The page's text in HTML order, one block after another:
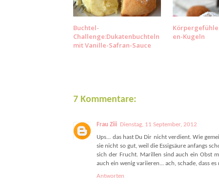
Buchtel-
Challenge:Dukatenbuchteln
mit Vanille-Safran-Sauce
en-Kugeln
7 Kommentare:
Frau Ziii
Dienstag, 11 September, 2012
Ups... das hast Du Dir nicht verdient. Wie
sie nicht so gut, weil die Essigsäure anfangs
sich der Frucht. Marillen sind auch ein Obst
auch ein wenig variieren... ach, schade, dass
Antworten